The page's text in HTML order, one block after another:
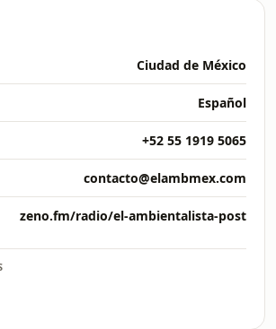
Ciudad de México
Español
+52 55 1919 5065
contacto@elambmex.com
zeno.fm/radio/el-ambientalista-post